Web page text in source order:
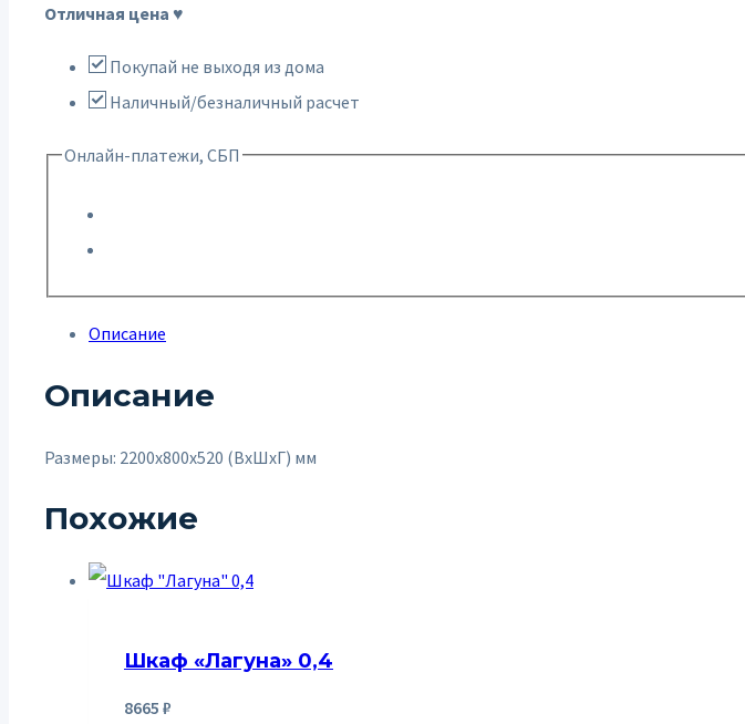
"Вегас"
Отличная цена ♥
Покупай не выходя из дома
Наличный/безналичный расчет
Онлайн-платежи, СБП
Описание
Описание
Размеры: 2200х800х520 (ВхШхГ) мм
Похожие
Шкаф «Лагуна» 0,4
8665 ₽